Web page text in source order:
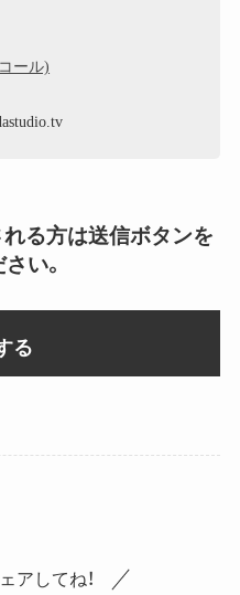
ール)
る方は送信ボタンを
い。
アしてね！